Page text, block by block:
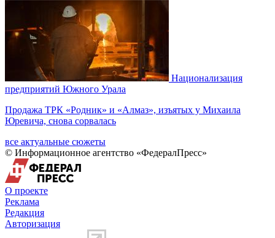
Национализация
предприятий Южного Урала
Продажа ТРК «Родник» и «Алмаз», изъятых у Михаила
Юревича, снова сорвалась
все актуальные сюжеты
© Информационное агентство «ФедералПресс»
О проекте
Реклама
Редакция
Авторизация